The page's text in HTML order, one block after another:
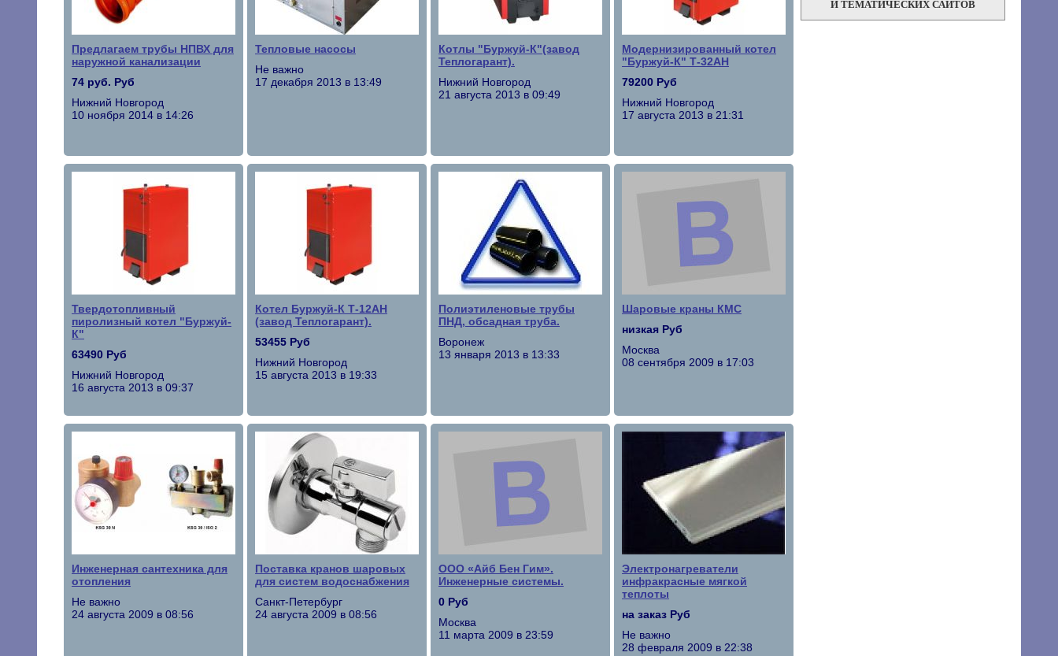
Предлагаем трубы НПВХ для
наружной канализации
74 руб. Руб
Нижний Новгород
10 ноября 2014 в 14:26
Тепловые насосы
Не важно
17 декабря 2013 в 13:49
Котлы "Буржуй-К"(завод
Теплогарант).
Нижний Новгород
21 августа 2013 в 09:49
Модернизированный котел
"Буржуй-К" Т-32АН
79200 Руб
Нижний Новгород
17 августа 2013 в 21:31
Твердотопливный
пиролизный котел "Буржуй-
К"
63490 Руб
Нижний Новгород
16 августа 2013 в 09:37
Котел Буржуй-К Т-12АН
(завод Теплогарант).
53455 Руб
Нижний Новгород
15 августа 2013 в 19:33
Полиэтиленовые трубы
ПНД, обсадная труба.
Воронеж
13 января 2013 в 13:33
Шаровые краны КМС
низкая Руб
Москва
08 сентября 2009 в 17:03
Инженерная сантехника для
отопления
Не важно
24 августа 2009 в 08:56
Поставка кранов шаровых
для систем водоснабжения
Санкт-Петербург
24 августа 2009 в 08:56
ООО «Айб Бен Гим».
Инженерные системы.
0 Руб
Москва
11 марта 2009 в 23:59
Электронагреватели
инфракрасные мягкой
теплоты
на заказ Руб
Не важно
28 февраля 2009 в 22:38